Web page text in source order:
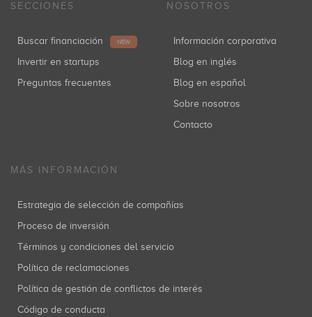
SECCIONES
Buscar financiación NEW
Invertir en startups
Preguntas frecuentes
NOSOTROS
Información corporativa
Blog en inglés
Blog en español
Sobre nosotros
Contacto
MÁS INFORMACIÓN
Estrategia de selección de compañías
Proceso de inversión
Términos y condiciones del servicio
Política de reclamaciones
Política de gestión de conflictos de interés
Código de conducta